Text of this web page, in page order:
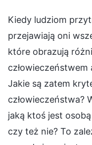
Kiedy ludziom przytrafiają się różne rzeczy, przejawiają oni wszelkiego rodzaju zachowania, które obrazują różnicę między dobrym człowieczeństwem a złym człowieczeństwem. Jakie są zatem kryteria pomiaru człowieczeństwa? W jaki sposób należy mierzyć, jaką ktoś jest osobą i czy można go uratować, czy też nie? To zależy od tego, czy kocha on prawdę i czy jest w stanie ją przyjąć i praktykować. Wszyscy ludzie mają w sobie pojęcia i buntowniczość, wszyscy mają zepsute usposobienia, a więc napotkają chwile, kiedy to, o co prosi Bóg, jest sprzeczne z ich własnymi interesami i muszą dokonać wyboru – to są rzeczy, których wszyscy często doświadczą, nikt ich nie może uniknąć. Każdy będzie miał również chwile, kiedy źle interpretuje Boga i ma wyobrażenia o Bogu, lub kiedy narzeka na Boga czy jest wobec Niego oporny lub buntowniczy – ale ponieważ ludzie mają różne postawy wobec prawdy, sposób, w jaki do niej podchodzą, jest inny. Niektórzy ludzie nigdy nie mówią o swoich pojęciach, ale szukają prawdy i rozwiązują je na własną rękę. Dlaczego o nich nie mówią? (Mają bojaźń Bożą w sercu). Zgadza się: mają bojaźń Bożą w sercu. Obawiają się, że wypowiedzenie ich będzie miało negatywny wpływ i próbują rozwiązać to w swoim sercu, nie wpływając na nikogo innego. Kiedy spotykają innych w podobnym stanie, wykorzystują własne doświadczenia, aby im pomóc. To jest życzliwe. Ludzie, którzy są życzliwi, traktują innych z miłością i są gotowi pomóc innym rozwiązać ich trudności. Kiedy coś robią i pomagają innym, stosują zasady: pomagają innym rozwiązywać problemy tak, aby było to z korzyścią dla tamtych, i nie mówią nic, co nie przyniosłoby tamtym korzyści. To jest miłość. Tacy ludzie mają bojaźń Bożą w sercu, a ich działania są pryncypialne i mądre. Są to kryteria oceny tego, czy ludzkie człowieczeństwo jest dobre czy złe. Wiedzą, że negatywne rzeczy nie przynoszą nikomu pożytku i że te rzeczy będą miały wpływ na innych, jeśli mówią o nich głośno, więc decydują się modlić do Boga w swoich sercach i szukać prawdy w celu rozwiązania. Bez względu na to, jakie mają pojęcia, są w stanie podejść do nich i odnieść się do nich z sercem posłusznym Bogu, a następnie osiągnąć zrozumienie prawdy i zdolność do absolutnego podporządkowania się Bogu; w ten sposób będą mieli coraz mniej pojęć. Ale niektórzy ludzie nie mają powodu. Kiedy mają pojęcia, uwielbiają towarzystwo z kimkolwiek i ze wszystkimi. Ale to nie rozwiązuje problemu i sprawia, że inni mają pojęcia – i czy to im nie szkodzi? Niektórzy ludzie nie mówią braciom i siostrom, kiedy mają pojęcia; boją się, że inni będą w stanie zauważyć, że mają pojęcia i użyć tego przeciwko nim ale w domu mówią bez skrupułów, mówią, co chcą, traktując niewierzących w swojej rodzinie jak braci i siostry w kościele. Nie zastanawiają się, jakie będą tego konsekwencje. Czy działanie to jest zgodne z zasadą? Na przykład, wśród ich krewnych mogą być tacy, którzy wierzą w Boga i ci, którzy nie wierzą, lub ci, którzy w połowie wierzą i są na wpół sceptyczni. Kiedy mają pojęcia, rozprzestrzeniają je wśród członków rodziny, w wyniku czego wszyscy ci ludzie są pociągnięci do siebie i zaczynają mieć pojęcia i nieporozumienia o Bogu. Pojęcia i nieporozumienia są z natury szkodliwe, a kiedy się rozprzestrzeniają, ludzie, którzy nie mogą powiedzieć im, czym naprawdę są, mogą zaszkodzić. W szczególności osoby nierozgarnięte mogą mieć jeszcze większy zamęt w głowie po ich wysłuchaniu. Tylko ci, którzy rozumieją prawdę i są w stanie je zidentyfikować, są w stanie odrzucić te szkodliwe rzeczy – rzeczy, które są pojęciami, negatywnością i nieporozumieniami – i być chronieni przez Boga. Większość ludzi jest pozbawiona takiej postawy. Niektórzy mogą wyczuć, że te rzeczy są złe – co już jest imponujące – ale nie mogą im powiedzieć, czym w ogóle są. Dlatego też, kiedy są tacy, którzy często szerzą pojęcia i negatywność, większość ludzi będzie zakłócana przez te szkodliwe rzeczy i stanie się słaba i negatywna. To pewne. Te negatywne, szkodliwe rzeczy mają ogromną moc wprowadzania w błąd nowych wierzących i szkodzenia im. W stosunku do tych, którzy już mają fundament, mają niewielki wpływ; po pewnym czasie, kiedy tacy ludzie zrozumieją prawdę, odwrócą się. Ale kiedy nowi wierzący, którzy nie mają podstaw, usłyszą te szkodliwe rzeczy, łatwo osłabną i przyjmą negatywną postawę; ci, którzy nie kochają prawdy, nawet się cofną i przestaną wierzyć w Boga; ci źli ludzie mogą nawet